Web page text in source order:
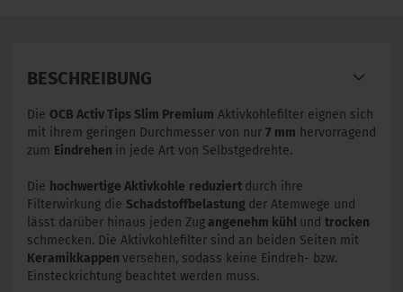
BESCHREIBUNG
Die OCB Activ Tips Slim Premium Aktivkohlefilter eignen sich
mit ihrem geringen Durchmesser von nur 7 mm hervorragend
zum Eindrehen in jede Art von Selbstgedrehte.
Die hochwertige Aktivkohle reduziert durch ihre
Filterwirkung die Schadstoffbelastung der Atemwege und
lässt darüber hinaus jeden Zugangenehm kühl und trocken
schmecken. Die Aktivkohlefilter sind an beiden Seiten mit
Keramikkappen versehen, sodass keine Eindreh- bzw.
Einsteckrichtung beachtet werden muss.